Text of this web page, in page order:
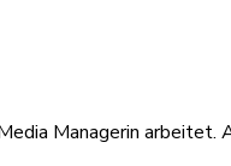
Managerin